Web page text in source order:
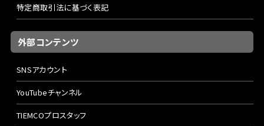
特定商取引法に基づく表記
外部コンテンツ
SNSアカウント
YouTubeチャンネル
TIEMCOプロスタッフ